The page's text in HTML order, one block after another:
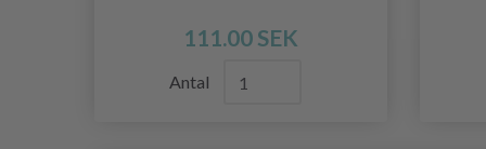
111.00 SEK
Antal